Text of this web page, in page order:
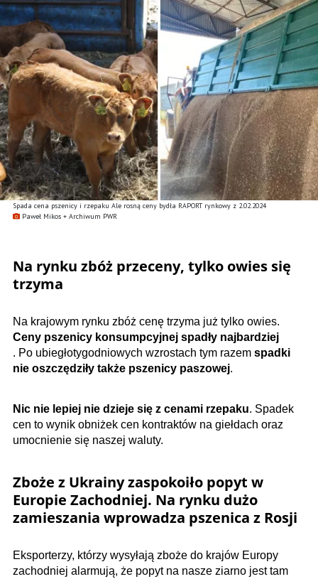
Spada cena pszenicy i rzepaku Ale rosną ceny bydła RAPORT rynkowy z 2.02.2024
Paweł Mikos + Archiwum PWR
Na rynku zbóż przeceny, tylko owies się
trzyma
Na krajowym rynku zbóż cenę trzyma już tylko owies.
Ceny pszenicy konsumpcyjnej spadły najbardziej
. Po ubiegłotygodniowych wzrostach tym razem spadki
nie oszczędziły także pszenicy paszowej.
Nic nie lepiej nie dzieje się z cenami rzepaku. Spadek
cen to wynik obniżek cen kontraktów na giełdach oraz
umocnienie się naszej waluty.
Zboże z Ukrainy zaspokoiło popyt w
Europie Zachodniej. Na rynku dużo
zamieszania wprowadza pszenica z Rosji
Eksporterzy, którzy wysyłają zboże do krajów Europy
zachodniej alarmują, że popyt na nasze ziarno jest tam